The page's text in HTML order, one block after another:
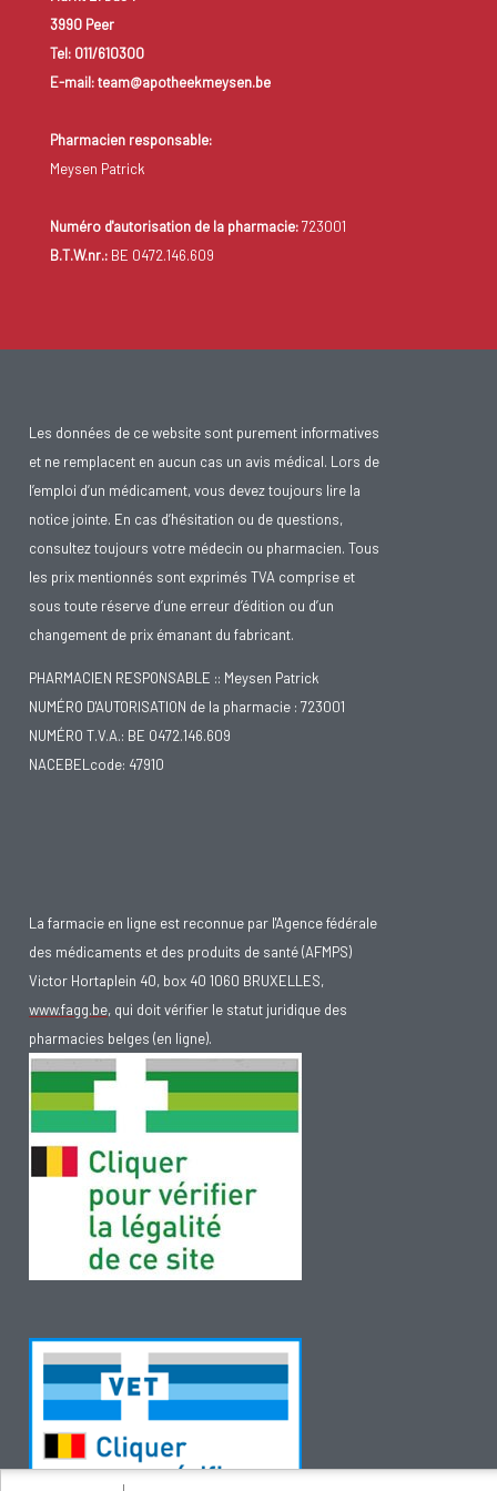
3990 Peer
Tel: 011/610300
E-mail: team@apotheekmeysen.be
Pharmacien responsable:
Meysen Patrick
Numéro d'autorisation de la pharmacie:723001
B.T.W.nr.:BE 0472.146.609
Les données de ce website sont purement informatives
et ne remplacent en aucun cas un avis médical. Lors de
l’emploi d’un médicament, vous devez toujours lire la
notice jointe. En cas d’hésitation ou de questions,
consultez toujours votre médecin ou pharmacien. Tous
les prix mentionnés sont exprimés TVA comprise et
sous toute réserve d’une erreur d’édition ou d’un
changement de prix émanant du fabricant.
PHARMACIEN RESPONSABLE :: Meysen Patrick
NUMÉRO D'AUTORISATION de la pharmacie : 723001
NUMÉRO T.V.A.: BE 0472.146.609
NACEBELcode: 47910
La farmacie en ligne est reconnue par l'Agence fédérale
des médicaments et des produits de santé (AFMPS)
Victor Hortaplein 40, box 40 1060 BRUXELLES,
www.fagg.be, qui doit vérifier le statut juridique des
pharmacies belges (en ligne).